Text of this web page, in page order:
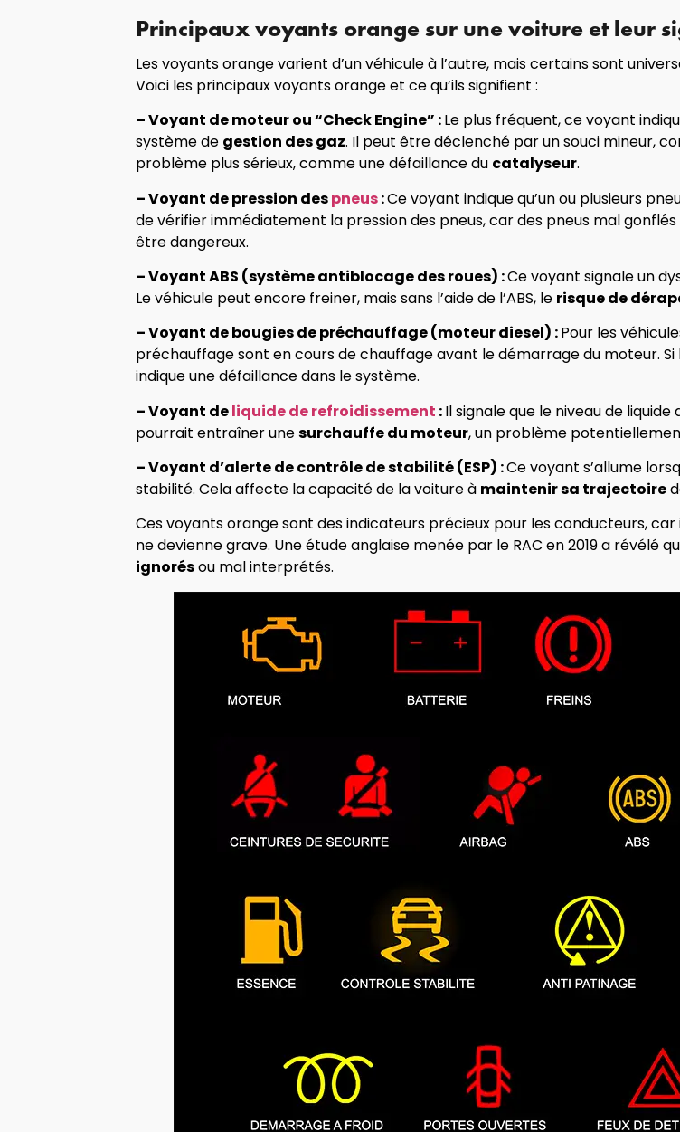
Principaux voyants orange sur une voiture et leur
Les voyants orange varient d’un véhicule à l’autre, mais certains sont
Voici les principaux voyants orange et ce qu’ils signifient :
– Voyant de moteur ou “Check Engine” :Le plus fréquent, ce voyant
système de gestion des gaz. Il peut être déclenché par un souci mineur,
problème plus sérieux, comme une défaillance du catalyseur.
– Voyant de pression despneus:Ce voyant indique qu’un ou plusieurs
de vérifier immédiatement la pression des pneus, car des pneus mal
être dangereux.
– Voyant ABS (système antiblocage des roues) :Ce voyant signale un
Le véhicule peut encore freiner, mais sans l’aide de l’ABS, le risque de
– Voyant de bougies de préchauffage (moteur diesel) :Pour les
préchauffage sont en cours de chauffage avant le démarrage du moteur.
indique une défaillance dans le système.
– Voyant deliquide de refroidissement :Il signale que le niveau de
pourrait entraîner unesurchauffe du moteur, un problème
– Voyant d’alerte de contrôle de stabilité (ESP) :Ce voyant s’allume
stabilité. Cela affecte la capacité de la voiture à maintenir sa trajectoire
Ces voyants orange sont des indicateurs précieux pour les conducteurs,
ne devienne grave. Une étude anglaise menée par le RAC en 2019 a révélé
ignorésou mal interprétés.